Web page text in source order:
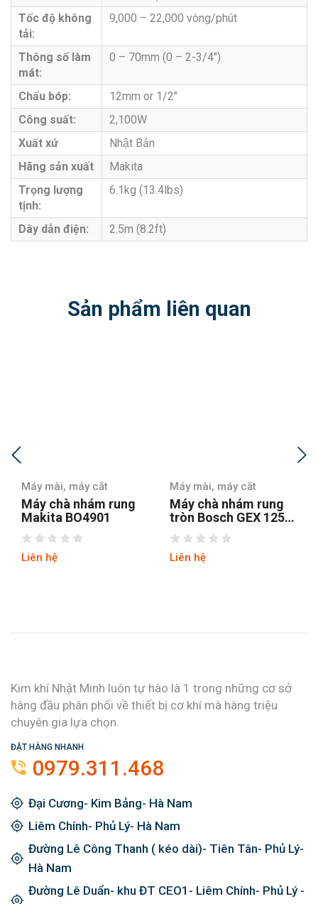
Tốc độ không
tải:
9,000 – 22,000 vòng/phút
Thông số làm
mát:
0 – 70mm (0 – 2-3/4″)
Chấu bóp:
12mm or 1/2″
Công suất:
2,100W
Xuất xứ
Nhật Bản
Hãng sản xuất
Makita
Trọng lượng
tịnh:
6.1kg (13.4lbs)
Dây dẫn điện: 2.5m (8.2ft)
Sản phẩm liên quan
Máy mài, máy cắt
Máy chà nhám rung
tròn Bosch GEX 125-1
AE
Liên hệ
Máy mài, máy cắt
Máy chà nhám
Stanley SSS310-B1
Liên hệ
Kim khí Nhật Minh luôn tự hào là 1 trong những cơ sở
hàng đầu phân phối về thiết bị cơ khí mà hàng triệu
chuyên gia lựa chọn.
0979.311.468
Đại Cương- Kim Bảng- Hà Nam